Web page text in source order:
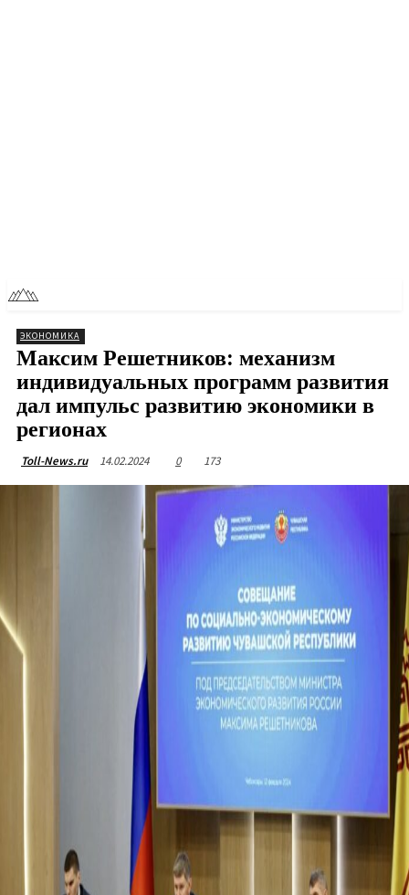
ЭКОНОМИКА
Максим Решетников: механизм
индивидуальных программ развития
дал импульс развитию экономики в
регионах
Toll-News.ru 14.02.2024 0 173